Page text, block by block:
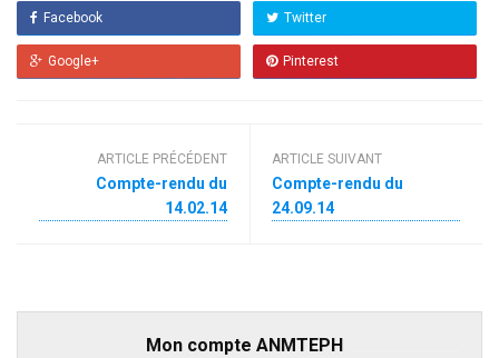
Facebook Twitter
Google+ Pinterest
ARTICLE PRÉCÉDENT
Compte-rendu du
14.02.14
ARTICLE SUIVANT
Compte-rendu du
24.09.14
Mon compte ANMTEPH